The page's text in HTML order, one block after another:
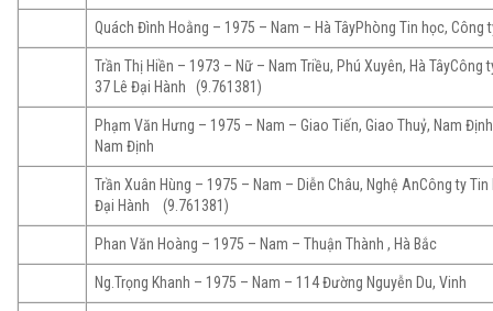
Quách Đình Hoằng – 1975 – Nam – Hà TâyPhòng Tin học, Công
Trần Thị Hiền – 1973 – Nữ – Nam Triều, Phú Xuyên, Hà TâyCông
37 Lê Đại Hành (9.761381)
Phạm Văn Hưng – 1975 – Nam – Giao Tiến, Giao Thuỷ, Nam
Nam Định
Trần Xuân Hùng – 1975 – Nam – Diễn Châu, Nghệ AnCông ty
Đại Hành (9.761381)
Phan Văn Hoàng – 1975 – Nam – Thuận Thành , Hà Bắc
Ng.Trọng Khanh – 1975 – Nam – 114 Đường Nguyễn Du, Vinh